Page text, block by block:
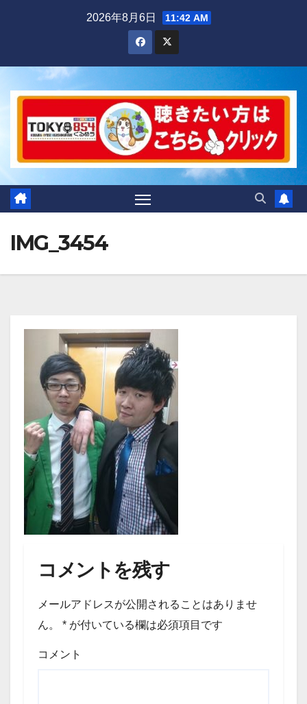
2026年8月6日 11:42 AM
IMG_3454
コメントを残す
メールアドレスが公開されることはありませ
ん。
* が付いている欄は必須項目です
コメント